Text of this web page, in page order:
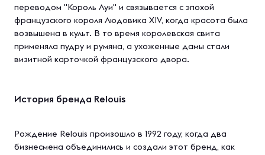
переводом "Король Луи" и связывается с эпохой
французского короля Людовика XIV, когда красота была
возвышена в культ. В то время королевская свита
применяла пудру и румяна, а ухоженные дамы стали
визитной карточкой французского двора.
История бренда Relouis
Рождение Relouis произошло в 1992 году, когда два
бизнесмена объединились и создали этот бренд, как